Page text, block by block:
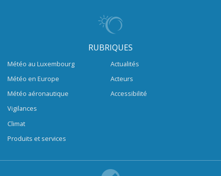
RUBRIQUES
Météo au Luxembourg
Météo en Europe
Météo aéronautique
Vigilances
Climat
Produits et services
Actualités
Acteurs
Accessibilité